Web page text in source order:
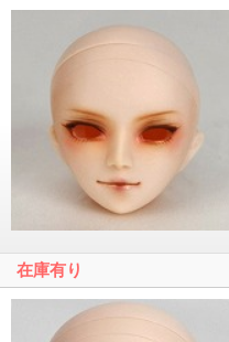
在庫有り